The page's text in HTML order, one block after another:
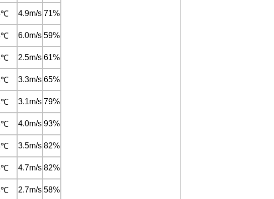
4.9m/s 71%
6.0m/s 59%
2.5m/s 61%
3.3m/s 65%
3.1m/s 79%
4.0m/s 93%
3.5m/s 82%
4.7m/s 82%
2.7m/s 58%